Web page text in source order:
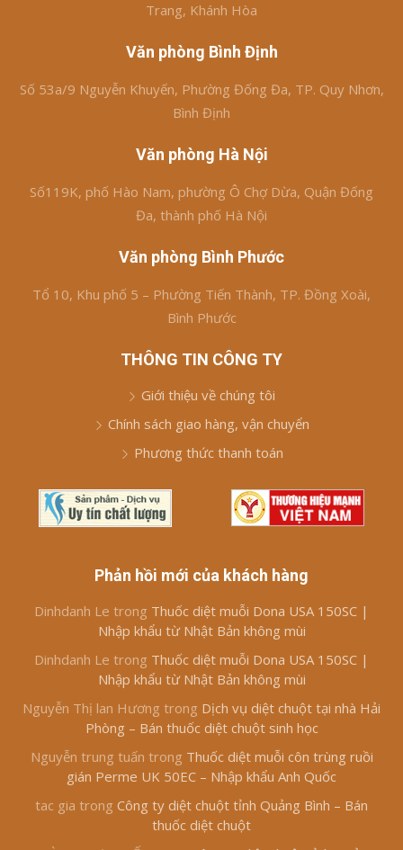
Trang, Khánh Hòa
Văn phòng Bình Định
Số 53a/9 Nguyễn Khuyến, Phường Đống Đa, TP. Quy Nhơn,
Bình Định
Văn phòng Hà Nội
Số119K, phố Hào Nam, phường Ô Chợ Dừa, Quận Đống
Đa, thành phố Hà Nội
Văn phòng Bình Phước
Tổ 10, Khu phố 5 – Phường Tiến Thành, TP. Đồng Xoài,
Bình Phước
THÔNG TIN CÔNG TY
Giới thiệu về chúng tôi
Chính sách giao hàng, vận chuyển
Phương thức thanh toán
Phản hồi mới của khách hàng
Dinhdanh Le trong Thuốc diệt muỗi Dona USA 150SC |
Nhập khẩu từ Nhật Bản không mùi
Dinhdanh Le trong Thuốc diệt muỗi Dona USA 150SC |
Nhập khẩu từ Nhật Bản không mùi
Nguyễn Thị lan Hương trong Dịch vụ diệt chuột tại nhà Hải
Phòng – Bán thuốc diệt chuột sinh học
Nguyễn trung tuấn trong Thuốc diệt muỗi côn trùng ruồi
gián Perme UK 50EC – Nhập khẩu Anh Quốc
tac gia trong Công ty diệt chuột tỉnh Quảng Bình – Bán
thuốc diệt chuột